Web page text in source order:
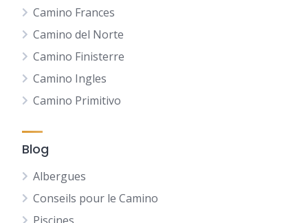
Camino Frances
Camino del Norte
Camino Finisterre
Camino Ingles
Camino Primitivo
Blog
Albergues
Conseils pour le Camino